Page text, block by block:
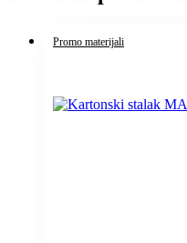
Promo materijali